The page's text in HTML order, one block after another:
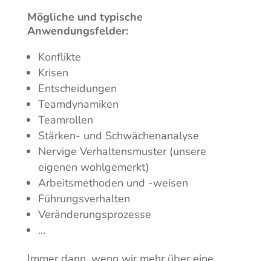
Mögliche und typische
Anwendungsfelder:
Konflikte
Krisen
Entscheidungen
Teamdynamiken
Teamrollen
Stärken- und Schwächenanalyse
Nervige Verhaltensmuster (unsere
eigenen wohlgemerkt)
Arbeitsmethoden und -weisen
Führungsverhalten
Veränderungsprozesse
…